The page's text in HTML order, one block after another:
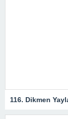
116. Dikmen